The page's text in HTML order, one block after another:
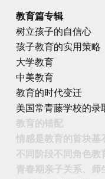
教育篇专辑
树立孩子的自信心
孩子教育的实用策略
大学教育
中美教育
教育的时代变迁
美国常青藤学校的录
教育的错配
情感是教育的首块基
不同阶段不同角色教
青春期亲子关系、师